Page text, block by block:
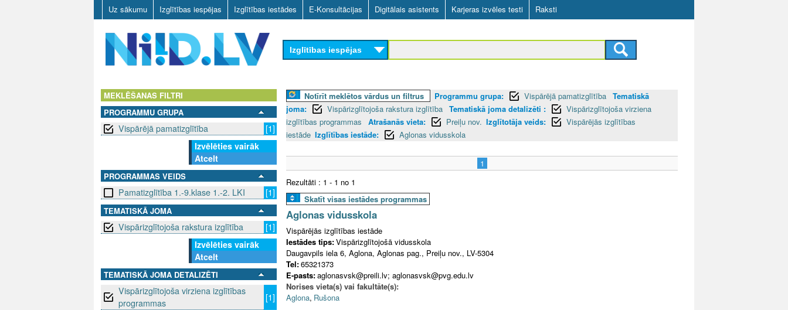
Skip
to
main
content
Uz sākumu Izglītības iespējas Izglītības iestādes E-Konsultācijas Digitālais asistents Karjeras izvēles testi Raksti
V
Izglītības iespējas
MEKLĒŠANAS FILTRI
PROGRAMMU GRUPA
Vispārējā pamatizglītība
[1]
Izvēlēties vairāk
Atcelt
PROGRAMMAS VEIDS
Pamatizglītība 1.-9.klase 1.-2. LKI [1]
TEMATISKĀ JOMA
Vispārizglītojoša rakstura izglītība
[1]
Izvēlēties vairāk
Atcelt
TEMATISKĀ JOMA DETALIZĒTI
Vispārizglītojoša virziena izglītības
programmas
[1]
Notīrīt meklētos vārdus un filtrus Programmu grupa: Vispārējā pamatizglītība Tematiskā
joma:
Vispārizglītojoša rakstura izglītība Tematiskā joma detalizēti :
Vispārizglītojoša virziena
izglītības programmas
Atrašanās vieta: Preiļu nov. Izglītotāja veids:
Vispārējās izglītības
iestāde Izglītības iestāde: Aglonas vidusskola
1
Rezultāti : 1 - 1 no 1
Skatīt visas iestādes programmas
Aglonas vidusskola
Vispārējās izglītības iestāde
Iestādes tips:Vispārizglītojošā vidusskola
Daugavpils iela 6, Aglona, Aglonas pag., Preiļu nov., LV-5304
Tel:65321373
E-pasts:aglonasvsk@preili.lv; aglonasvsk@pvg.edu.lv
Norises vieta(s) vai fakultāte(s):
Aglona, Rušona